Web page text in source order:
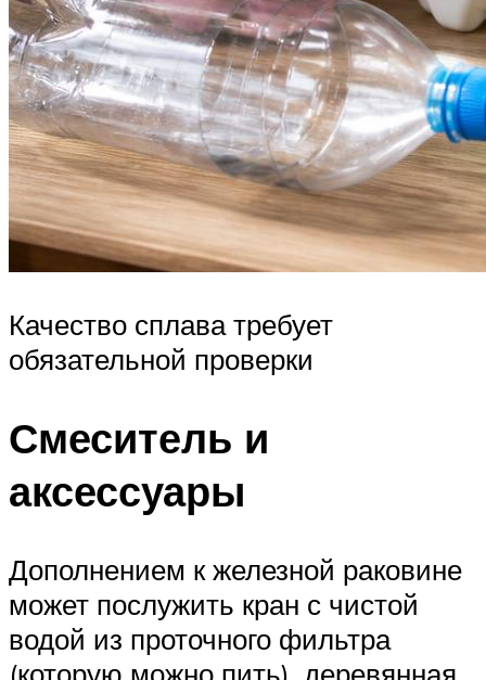
Качество сплава требует
обязательной проверки
Смеситель и
аксессуары
Дополнением к железной раковине
может послужить кран с чистой
водой из проточного фильтра